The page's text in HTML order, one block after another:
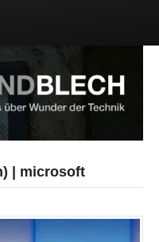
| microsoft